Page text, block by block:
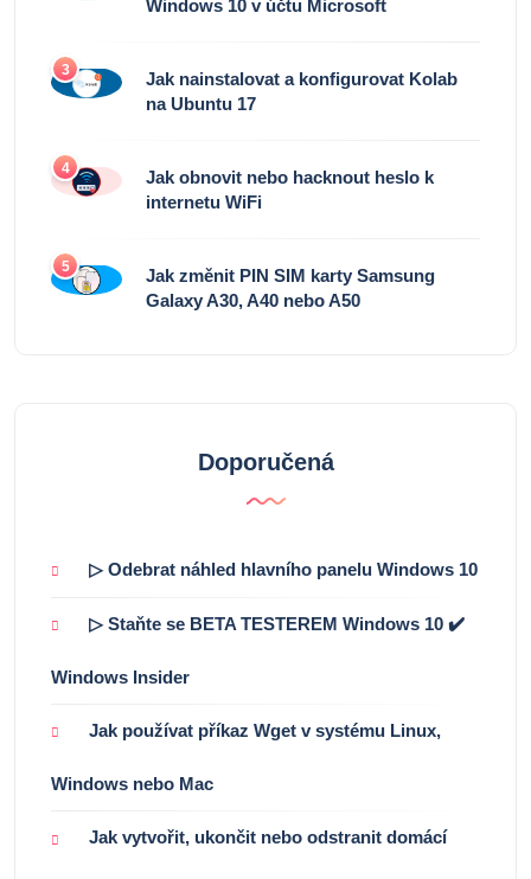
Windows 10 v účtu Microsoft
3
Jak nainstalovat a konfigurovat Kolab
na Ubuntu 17
4
Jak obnovit nebo hacknout heslo k
internetu WiFi
5
Jak změnit PIN SIM karty Samsung
Galaxy A30, A40 nebo A50
Doporučená
▷ Odebrat náhled hlavního panelu Windows 10
▷ Staňte se BETA TESTEREM Windows 10 ✔️
Windows Insider
Jak používat příkaz Wget v systému Linux,
Windows nebo Mac
Jak vytvořit, ukončit nebo odstranit domácí